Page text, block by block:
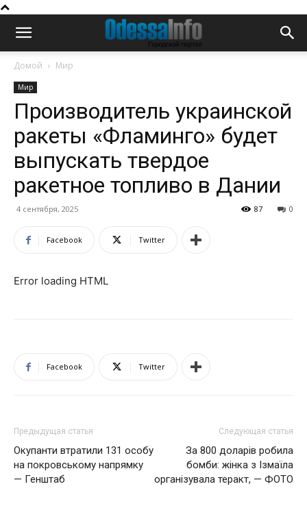
Домой Мир
Мир
Производитель украинской
ракеты «Фламинго» будет
выпускать твердое
ракетное топливо в Дании
4 сентября, 2025 0
87
Facebook Twitter
Error loading HTML
Facebook Twitter
Предыдущая статья
Окупанти втратили 131 особу
на покровському напрямку
— Генштаб
Следующая статья
За 800 доларів робила
бомби: жінка з Ізмаїла
організувала теракт, — ФОТО